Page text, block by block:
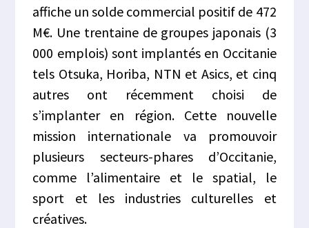
affiche un solde commercial positif de 472
M€. Une trentaine de groupes japonais (3
000 emplois) sont implantés en Occitanie
tels Otsuka, Horiba, NTN et Asics, et cinq
autres ont récemment choisi de
s’implanter en région. Cette nouvelle
mission internationale va promouvoir
plusieurs secteurs-phares d’Occitanie,
comme l’alimentaire et le spatial, le
sport et les industries culturelles et
créatives.